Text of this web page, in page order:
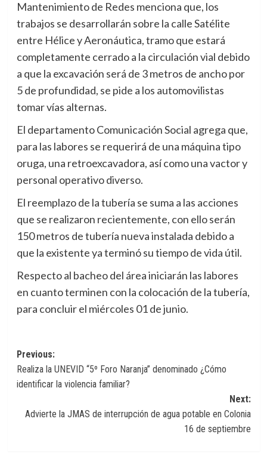
Mantenimiento de Redes menciona que, los
trabajos se desarrollarán sobre la calle Satélite
entre Hélice y Aeronáutica, tramo que estará
completamente cerrado a la circulación vial debido
a que la excavación será de 3 metros de ancho por
5 de profundidad, se pide a los automovilistas
tomar vías alternas.
El departamento Comunicación Social agrega que,
para las labores se requerirá de una máquina tipo
oruga, una retroexcavadora, así como una vactor y
personal operativo diverso.
El reemplazo de la tubería se suma a las acciones
que se realizaron recientemente, con ello serán
150 metros de tubería nueva instalada debido a
que la existente ya terminó su tiempo de vida útil.
Respecto al bacheo del área iniciarán las labores
en cuanto terminen con la colocación de la tubería,
para concluir el miércoles 01 de junio.
Navegación
de
Previous:
Realiza la UNEVID “5º Foro Naranja” denominado ¿Cómo
identificar la violencia familiar?
Next:
Advierte la JMAS de interrupción de agua potable en Colonia
16 de septiembre